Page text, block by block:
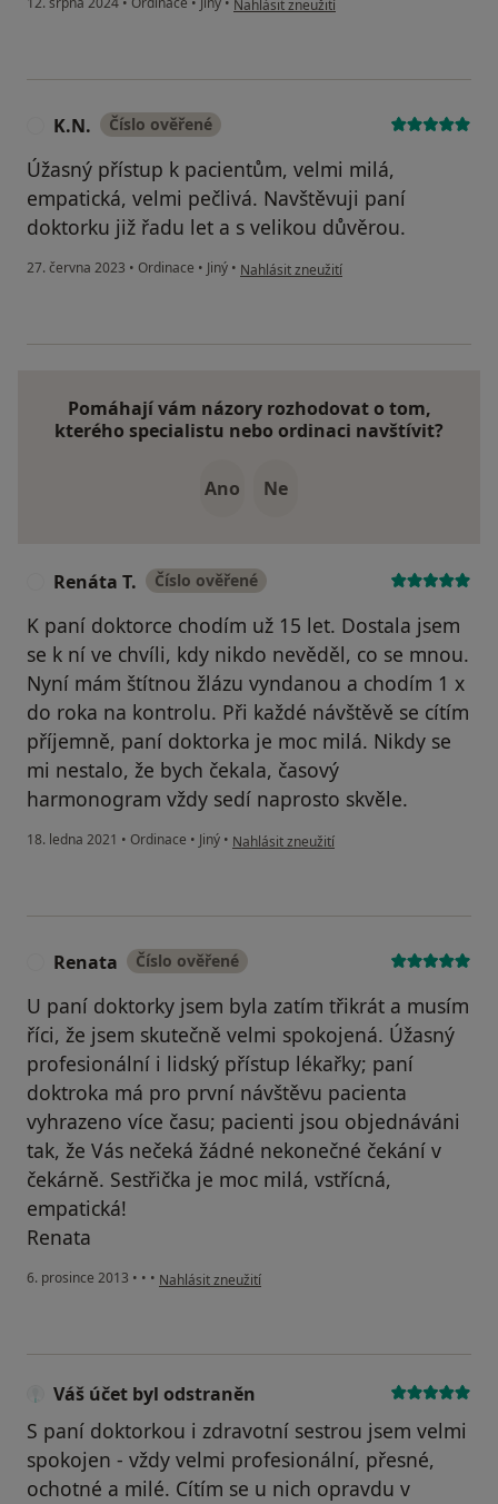
Nahlásit zneužití
K.N. Číslo ověřené
Úžasný přístup k pacientům, velmi milá,
empatická, velmi pečlivá. Navštěvuji paní
doktorku již řadu let a s velikou důvěrou.
27. června 2023 • Ordinace • Jiný • podle názoru uživatele K.N.
Nahlásit zneužití
Pomáhají vám názory rozhodovat o tom,
kterého specialistu nebo ordinaci navštívit?
Ano Ne
Renáta T. Číslo ověřené
K paní doktorce chodím už 15 let. Dostala jsem
se k ní ve chvíli, kdy nikdo nevěděl, co se mnou.
Nyní mám štítnou žlázu vyndanou a chodím 1 x
do roka na kontrolu. Při každé návštěvě se cítím
příjemně, paní doktorka je moc milá. Nikdy se
mi nestalo, že bych čekala, časový
harmonogram vždy sedí naprosto skvěle.
18. ledna 2021 • Ordinace • Jiný • podle názoru uživatele Renáta T.
Nahlásit zneužití
Renata Číslo ověřené
U paní doktorky jsem byla zatím třikrát a musím
říci, že jsem skutečně velmi spokojená. Úžasný
profesionální i lidský přístup lékařky; paní
doktroka má pro první návštěvu pacienta
vyhrazeno více času; pacienti jsou objednáváni
tak, že Vás nečeká žádné nekonečné čekání v
čekárně. Sestřička je moc milá, vstřícná,
empatická!
Renata
6. prosince 2013 • • • podle názoru uživatele Renata
Nahlásit zneužití
Váš účet byl odstraněn
S paní doktorkou i zdravotní sestrou jsem velmi
spokojen - vždy velmi profesionální, přesné,
ochotné a milé. Cítím se u nich opravdu v